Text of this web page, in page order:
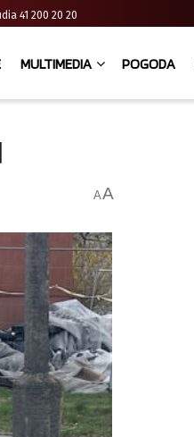
41 200 20 20
MULTIMEDIA POGODA
AA